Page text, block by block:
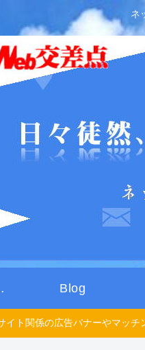
ネ
差点 Blog
イト関係の広告バナーやマッ